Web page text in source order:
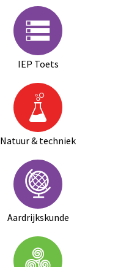
IEP Toets
Natuur & techniek
Aardrijkskunde